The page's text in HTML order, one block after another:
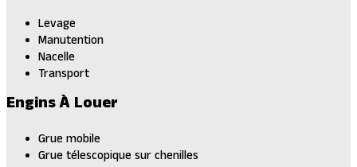
Levage
Manutention
Nacelle
Transport
Engins À Louer
Grue mobile
Grue télescopique sur chenilles